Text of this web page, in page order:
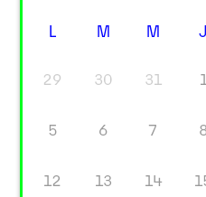
L M M J
29 30 31
5 6 7
12 13 14